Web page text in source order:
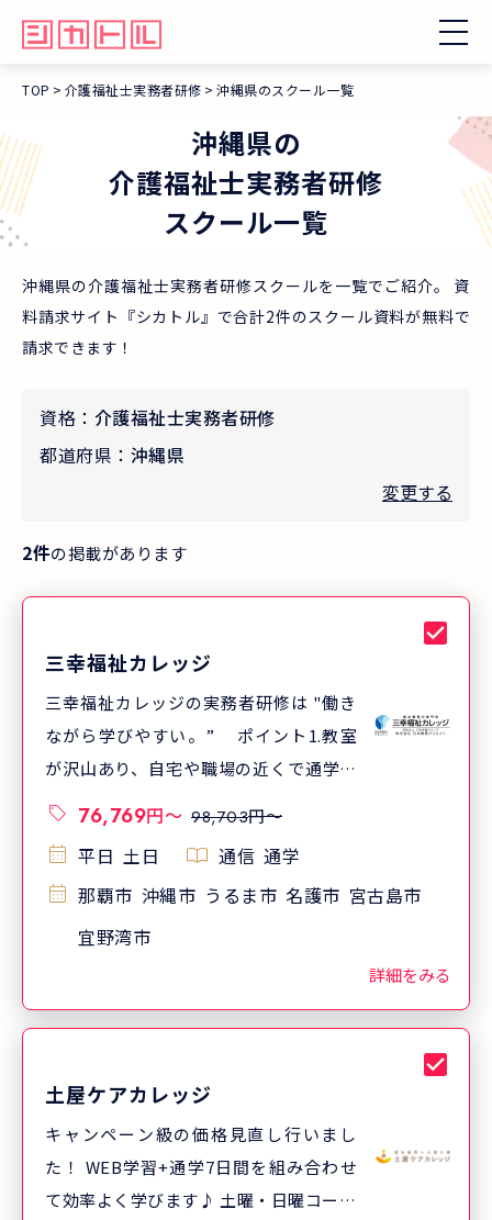
TOP 介護福祉士実務者研修 沖縄県のスクール一覧
沖縄県の
介護福祉士実務者研修
スクール一覧
沖縄県の介護福祉士実務者研修スクールを一覧でご紹介。 資
料請求サイト『シカトル』で合計2件のスクール資料が無料で
請求できます！
資格： 介護福祉士実務者研修
都道府県： 沖縄県
変更する
2件の掲載があります
三幸福祉カレッジ
三幸福祉カレッジの実務者研修は "働き
ながら学びやすい。” ポイント1.教室
が沢山あり、自宅や職場の近くで通学し
やすい ポイント2.クラスが沢山あり、
通学日が選びやすい ポイント3.通学日
数はわずか7日 三幸福祉カレッジでは、
北海道から沖縄まで全国520以上(※)の
教室で実務者研修を開講しています。
域の介護事業所や貸会議室をお借りし開
76,769円〜 98,703円〜
平日 土日 通信 通学
那覇市 沖縄市 うるま市 名護市 宮古島市
宜野湾市
詳細をみる
土屋ケアカレッジ
キャンペーン級の価格見直し行いまし
た！ WEB学習+通学7日間を組み合わせ
て効率よく学びます♪ 土曜・日曜コース